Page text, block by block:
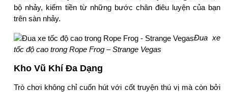
bộ nhảy, kiếm tiền từ những bước chân điêu luyện của bạn
trên sàn nhảy.
Đua xe
tốc độ cao trong Rope Frog – Strange Vegas
Kho Vũ Khí Đa Dạng
Trò chơi không chỉ cuốn hút với cốt truyện thú vị mà còn bởi